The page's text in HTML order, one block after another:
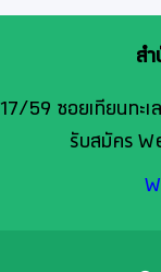
ส
17/59 ซอยเทียนทะเ
รับสมัคร